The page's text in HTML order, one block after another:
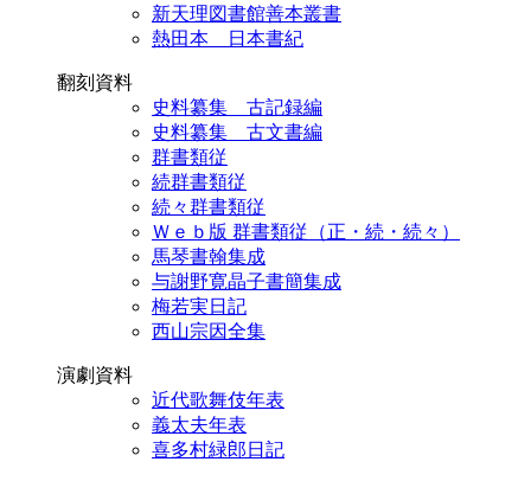
新天理図書館善本叢書
熱田本 日本書紀
翻刻資料
史料纂集 古記録編
史料纂集 古文書編
群書類従
続群書類従
続々群書類従
Ｗｅｂ版 群書類従（正・続・続々）
馬琴書翰集成
与謝野寛晶子書簡集成
梅若実日記
西山宗因全集
演劇資料
近代歌舞伎年表
義太夫年表
喜多村緑郎日記